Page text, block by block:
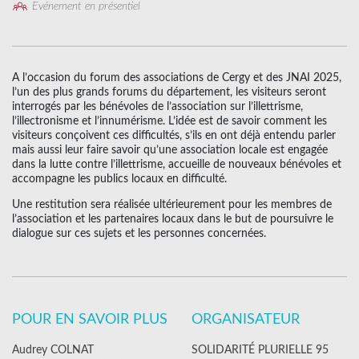
Evénement en présentiel
A l’occasion du forum des associations de Cergy et des JNAI 2025,
l’un des plus grands forums du département, les visiteurs seront
interrogés par les bénévoles de l’association sur l’illettrisme,
l’illectronisme et l’innumérisme. L’idée est de savoir comment les
visiteurs conçoivent ces difficultés, s’ils en ont déjà entendu parler
mais aussi leur faire savoir qu’une association locale est engagée
dans la lutte contre l’illettrisme, accueille de nouveaux bénévoles et
accompagne les publics locaux en difficulté.
Une restitution sera réalisée ultérieurement pour les membres de
l’association et les partenaires locaux dans le but de poursuivre le
dialogue sur ces sujets et les personnes concernées.
POUR EN SAVOIR PLUS
Audrey COLNAT
ORGANISATEUR
SOLIDARITÉ PLURIELLE 95